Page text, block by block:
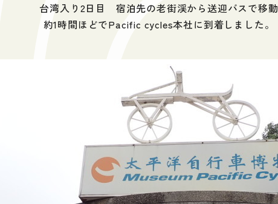
台湾入り2日目 宿泊先の老街渓から送迎バスで移動
約1時間ほどでPacific cycles本社に到着しました。